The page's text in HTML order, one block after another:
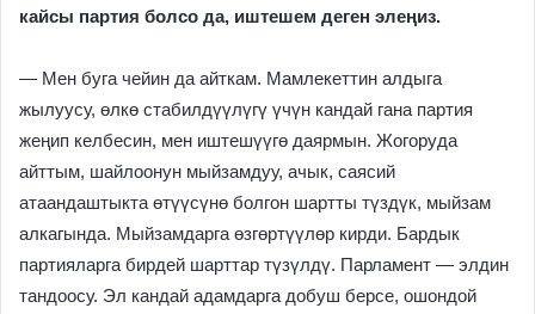
кайсы партия болсо да, иштешем деген элеңиз.
— Мен буга чейин да айткам. Мамлекеттин алдыга
жылуусу, өлкө стабилдүүлүгү үчүн кандай гана партия
жеңип келбесин, мен иштешүүгө даярмын. Жогоруда
айттым, шайлоонун мыйзамдуу, ачык, саясий
атаандаштыкта өтүүсүнө болгон шартты түздүк, мыйзам
алкагында. Мыйзамдарга өзгөртүүлөр кирди. Бардык
партияларга бирдей шарттар түзүлдү. Парламент — элдин
тандоосу. Эл кандай адамдарга добуш берсе, ошондой